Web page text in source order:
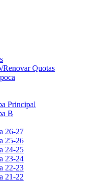
Quotas
Principal
B
26-27
25-26
24-25
23-24
22-23
21-22